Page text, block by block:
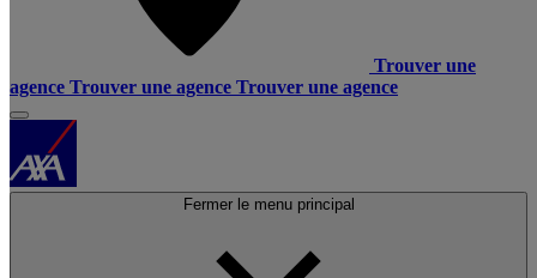
Trouver une
agence Trouver une agence Trouver une agence
Fermer le menu principal